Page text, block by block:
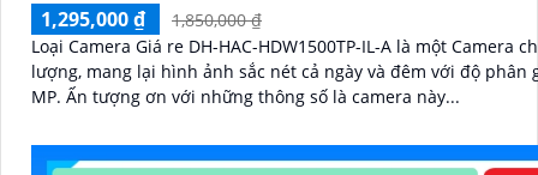
1,295,000 ₫
1,850,000 ₫
Loại Camera Giá re DH-HAC-HDW1500TP-IL-A là một Camera
lượng, mang lại hình ảnh sắc nét cả ngày và đêm với độ phân
MP. Ấn tượng ơn với những thông số là camera này...